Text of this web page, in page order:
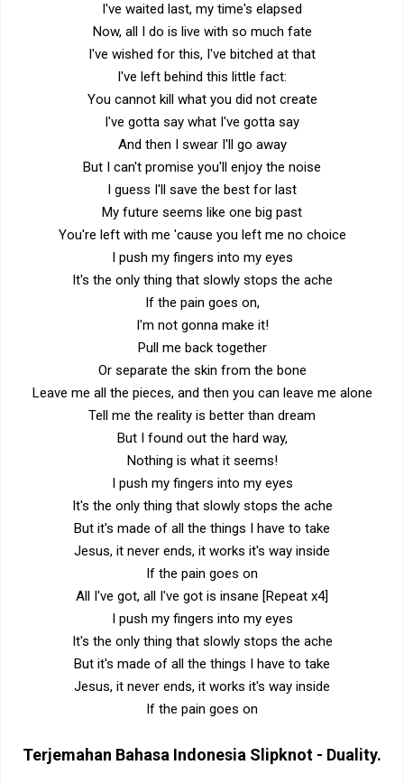
I've waited last, my time's elapsed
Now, all I do is live with so much fate
I've wished for this, I've bitched at that
I've left behind this little fact:
You cannot kill what you did not create
I've gotta say what I've gotta say
And then I swear I'll go away
But I can't promise you'll enjoy the noise
I guess I'll save the best for last
My future seems like one big past
You're left with me 'cause you left me no choice
I push my fingers into my eyes
It's the only thing that slowly stops the ache
If the pain goes on,
I'm not gonna make it!
Pull me back together
Or separate the skin from the bone
Leave me all the pieces, and then you can leave me alone
Tell me the reality is better than dream
But I found out the hard way,
Nothing is what it seems!
I push my fingers into my eyes
It's the only thing that slowly stops the ache
But it's made of all the things I have to take
Jesus, it never ends, it works it's way inside
If the pain goes on
All I've got, all I've got is insane [Repeat x4]
I push my fingers into my eyes
It's the only thing that slowly stops the ache
But it's made of all the things I have to take
Jesus, it never ends, it works it's way inside
If the pain goes on
Terjemahan Bahasa Indonesia Slipknot - Duality.